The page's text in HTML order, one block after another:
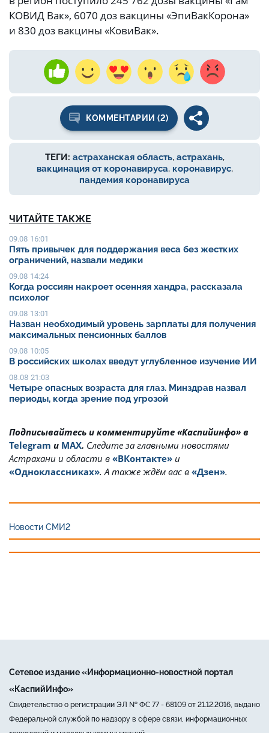
КОВИД Вак», 6070 доз вакцины «ЭпиВакКорона»
и 830 доз вакцины «КовиВак».
КОММЕНТАРИИ (2)
ТЕГИ: астраханская область, астрахань,
вакцинация от коронавируса, коронавирус,
пандемия коронавируса
ЧИТАЙТЕ ТАКЖЕ
09.08 16:01
Пять привычек для поддержания веса без жестких
ограничений, назвали медики
09.08 14:24
Когда россиян накроет осенняя хандра, рассказала
психолог
09.08 13:01
Назван необходимый уровень зарплаты для получения
максимальных пенсионных баллов
09.08 10:05
В российских школах введут углубленное изучение ИИ
08.08 21:03
Четыре опасных возраста для глаз. Минздрав назвал
периоды, когда зрение под угрозой
Подписывайтесь и комментируйте «Каспийинфо» в
Telegram и MAX. Cледите за главными новостями
Астрахани и области в «ВКонтакте» и
«Одноклассниках». А также ждём вас в «Дзен».
Новости СМИ2
Сетевое издание «Информационно-новостной портал
«КаспийИнфо»
Свидетельство о регистрации ЭЛ № ФС 77 - 68109 от 21.12.2016, выдано
Федеральной службой по надзору в сфере связи, информационных